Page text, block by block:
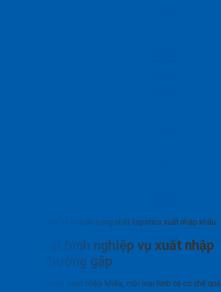
Các mắt xích quan trọng nhất logistics xuất nhập khẩu
Các loại hình nghiệp vụ xuất nhập
khẩu thường gặp
logistics xuất nhập khẩu, mỗi loại hình có cơ chế